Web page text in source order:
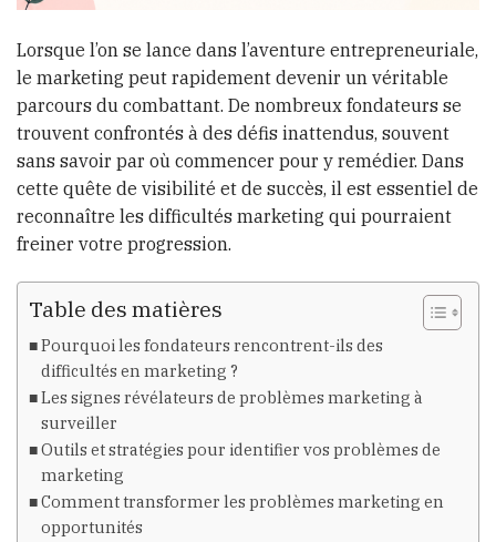
Lorsque l’on se lance dans l’aventure entrepreneuriale,
le marketing peut rapidement devenir un véritable
parcours du combattant. De nombreux fondateurs se
trouvent confrontés à des défis inattendus, souvent
sans savoir par où commencer pour y remédier. Dans
cette quête de visibilité et de succès, il est essentiel de
reconnaître les difficultés marketing qui pourraient
freiner votre progression.
Table des matières
Pourquoi les fondateurs rencontrent-ils des
difficultés en marketing ?
Les signes révélateurs de problèmes marketing à
surveiller
Outils et stratégies pour identifier vos problèmes de
marketing
Comment transformer les problèmes marketing en
opportunités